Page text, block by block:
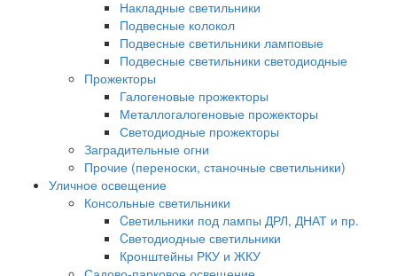
Накладные светильники
Подвесные колокол
Подвесные светильники ламповые
Подвесные светильники светодиодные
Прожекторы
Галогеновые прожекторы
Металлогалогеновые прожекторы
Светодиодные прожекторы
Заградительные огни
Прочие (переноски, станочные светильники)
Уличное освещение
Консольные светильники
Cветильники под лампы ДРЛ, ДНАТ и пр.
Cветодиодные светильники
Кронштейны РКУ и ЖКУ